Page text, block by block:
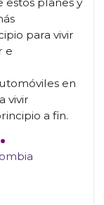
estos planes y
para vivir
e
en
vivir
a fin.